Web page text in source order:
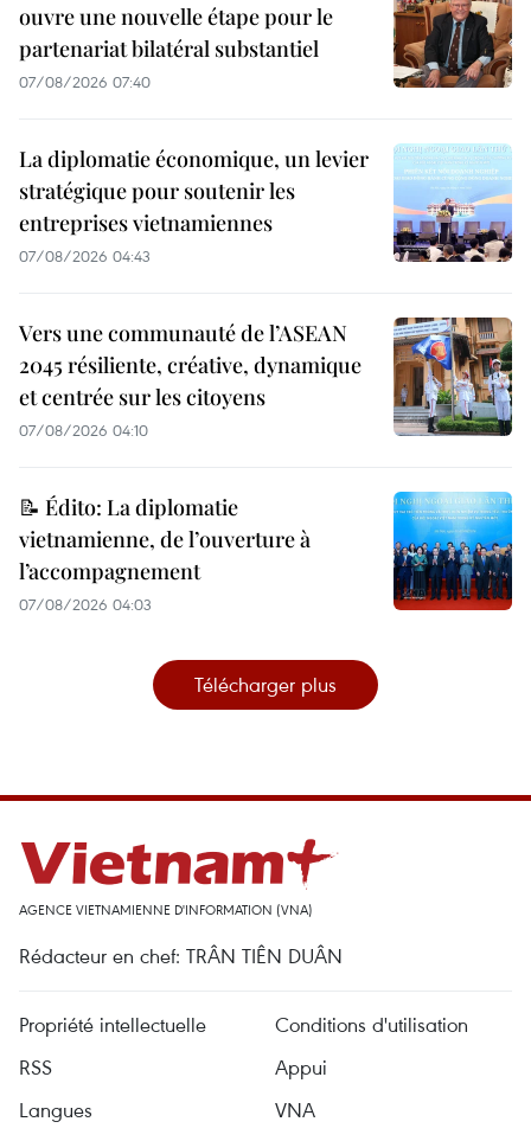
ouvre une nouvelle étape pour le
partenariat bilatéral substantiel
07/08/2026 07:40
La diplomatie économique, un levier
stratégique pour soutenir les
entreprises vietnamiennes
07/08/2026 04:43
Vers une communauté de l’ASEAN
2045 résiliente, créative, dynamique
et centrée sur les citoyens
07/08/2026 04:10
📝 Édito: La diplomatie
vietnamienne, de l’ouverture à
l’accompagnement
07/08/2026 04:03
Télécharger plus
AGENCE VIETNAMIENNE D'INFORMATION (VNA)
Rédacteur en chef: TRÂN TIÊN DUÂN
Propriété intellectuelle
Conditions d'utilisation
RSS
Appui
Langues
VNA